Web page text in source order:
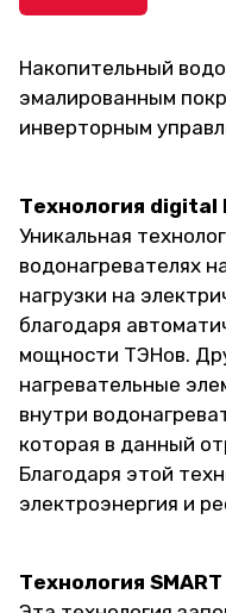
Накопительный
эмалированным
инверторным
Технология digital
Уникальная
водонагревателях
нагрузки на
благодаря
мощности ТЭНов.
нагревательные
внутри
которая в данный
Благодаря этой
электроэнергия и
Технология SMART